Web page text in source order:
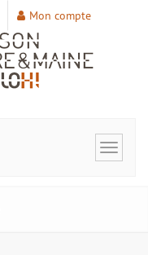
Mon compte
Toggle